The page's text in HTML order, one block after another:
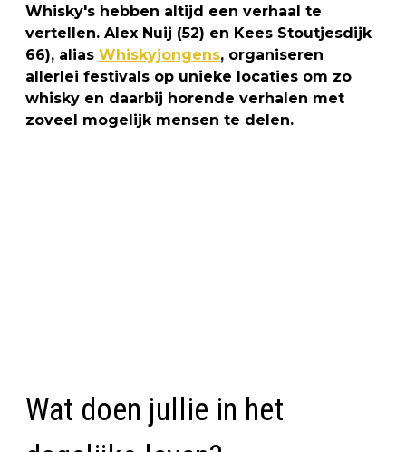
Whisky's hebben altijd een verhaal te
vertellen. Alex Nuij (52) en Kees Stoutjesdijk
66), alias Whiskyjongens, organiseren
allerlei festivals op unieke locaties om zo
whisky en daarbij horende verhalen met
zoveel mogelijk mensen te delen.
Wat doen jullie in het